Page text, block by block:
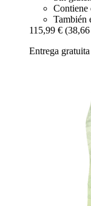
Contiene
También
115,99 €
Entrega